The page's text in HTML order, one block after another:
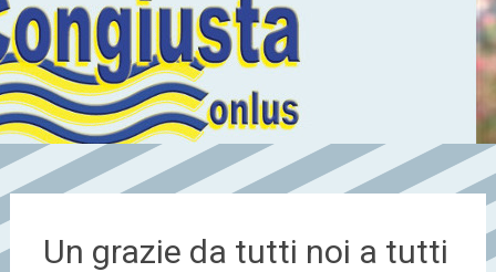
Un grazie da tutti noi a tutti